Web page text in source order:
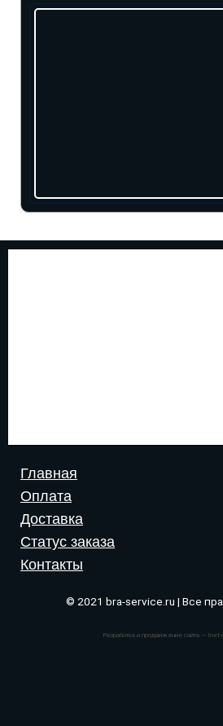
Главная
Оплата
Доставка
Статус заказа
Контакты
© 2021 bra-service.ru | Все
Разработка и продвижение сайта —